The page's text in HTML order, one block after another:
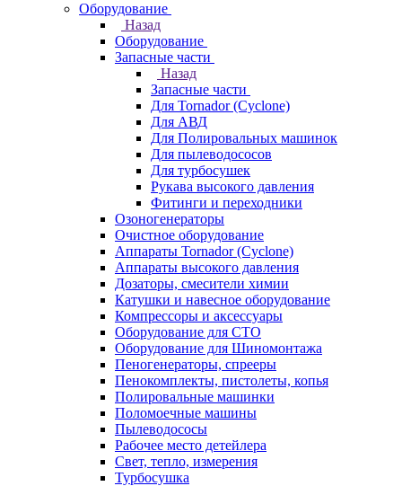
Оборудование
Назад
Оборудование
Запасные части
Назад
Запасные части
Для Tornador (Cyclone)
Для АВД
Для Полировальных машинок
Для пылеводососов
Для турбосушек
Рукава высокого давления
Фитинги и переходники
Озоногенераторы
Очистное оборудование
Аппараты Tornador (Cyclone)
Аппараты высокого давления
Дозаторы, смесители химии
Катушки и навесное оборудование
Компрессоры и аксессуары
Оборудование для СТО
Оборудование для Шиномонтажа
Пеногенераторы, спрееры
Пенокомплекты, пистолеты, копья
Полировальные машинки
Поломоечные машины
Пылеводососы
Рабочее место детейлера
Свет, тепло, измерения
Турбосушка